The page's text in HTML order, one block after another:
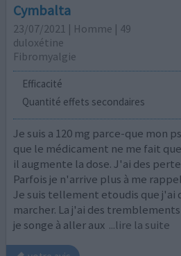
Cymbalta
23/07/2021 | Homme | 49
duloxétine
Fibromyalgie
Efficacité
Quantité effets secondaires
Je suis a 120 mg parce-que mon
que le médicament ne me fait
il augmente la dose. J'ai des
Parfois je n'arrive plus à me
Je suis tellement etoudis que j'ai
marcher. La j'ai des
je songe à aller aux ...lire la suite